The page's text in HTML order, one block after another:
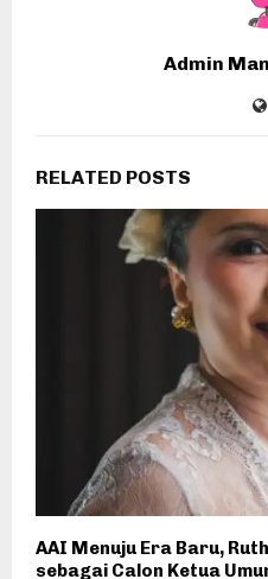
Admin
RELATED POSTS
AAI Menuju Era Baru,
sebagai Calon Ketua